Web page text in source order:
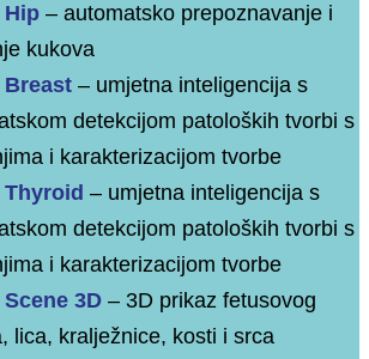
Hip – automatsko prepoznavanje i
kukova
Breast – umjetna inteligencija s
detekcĳom patoloških tvorbi s
i karakterizacĳom tvorbe
– umjetna inteligencija s
detekcĳom patoloških tvorbi s
i karakterizacĳom tvorbe
3D – 3D prikaz fetusovog
lica, kralježnice, kosti i srca